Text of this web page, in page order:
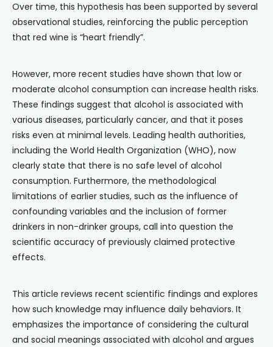
Over time, this hypothesis has been supported by several
observational studies, reinforcing the public perception
that red wine is “heart friendly”.
However, more recent studies have shown that low or
moderate alcohol consumption can increase health risks.
These findings suggest that alcohol is associated with
various diseases, particularly cancer, and that it poses
risks even at minimal levels. Leading health authorities,
including the World Health Organization (WHO), now
clearly state that there is no safe level of alcohol
consumption. Furthermore, the methodological
limitations of earlier studies, such as the influence of
confounding variables and the inclusion of former
drinkers in non-drinker groups, call into question the
scientific accuracy of previously claimed protective
effects.
This article reviews recent scientific findings and explores
how such knowledge may influence daily behaviors. It
emphasizes the importance of considering the cultural
and social meanings associated with alcohol and argues